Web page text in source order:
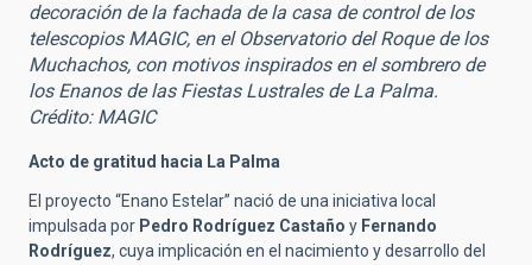
decoración de la fachada de la casa de control de los
telescopios MAGIC, en el Observatorio del Roque de los
Muchachos, con motivos inspirados en el sombrero de
los Enanos de las Fiestas Lustrales de La Palma.
Crédito: MAGIC
Acto de gratitud hacia La Palma
El proyecto “Enano Estelar” nació de una iniciativa local
impulsada por Pedro Rodríguez Castaño y Fernando
Rodríguez, cuya implicación en el nacimiento y desarrollo del